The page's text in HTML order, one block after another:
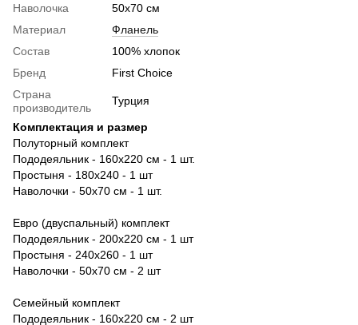
Наволочка
50x70 см
Материал
Фланель
Состав
100% хлопок
Бренд
First Choice
Страна
производитель
Турция
Комплектация и размер
Полуторный комплект
Пододеяльник - 160х220 см - 1 шт.
Простыня - 180х240 - 1 шт
Наволочки - 50х70 см - 1 шт.
Евро (двуспальный) комплект
Пододеяльник - 200х220 см - 1 шт
Простыня - 240х260 - 1 шт
Наволочки - 50х70 см - 2 шт
Семейный комплект
Пододеяльник - 160х220 см - 2 шт